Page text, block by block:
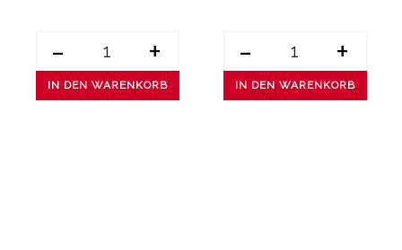
- +
IN DEN WARENKORB
- +
IN DEN WARENKORB